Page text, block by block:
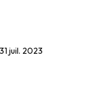
juil. 2023